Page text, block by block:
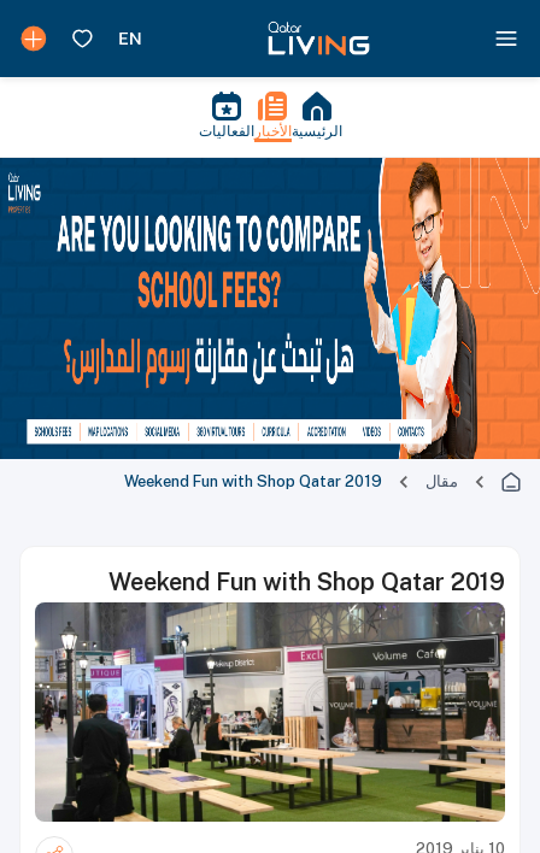
الرئيسية الأخبار الفعاليات
مقال Weekend Fun with Shop Qatar 2019
Weekend Fun with Shop Qatar 2019
10 يناير 2019